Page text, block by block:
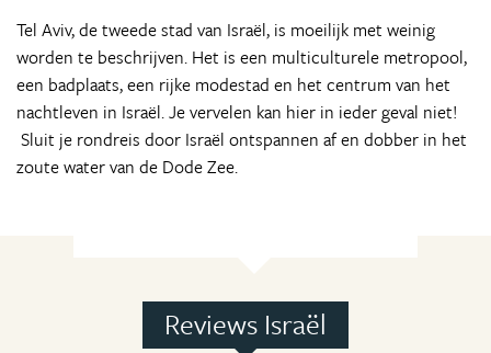
Tel Aviv, de tweede stad van Israël, is moeilijk met weinig
worden te beschrijven. Het is een multiculturele metropool,
een badplaats, een rijke modestad en het centrum van het
nachtleven in Israël. Je vervelen kan hier in ieder geval niet!
Sluit je rondreis door Israël ontspannen af en dobber in het
zoute water van de Dode Zee.
Reviews Israël